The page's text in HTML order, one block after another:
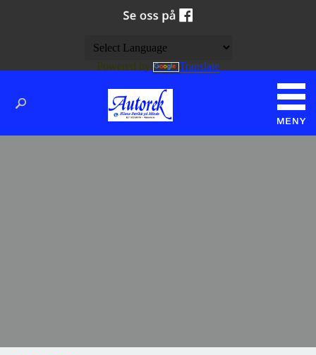
Powered by Translate